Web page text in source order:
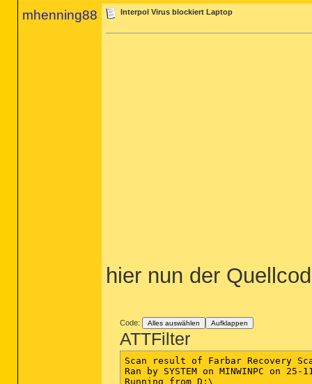
mhenning88 Interpol Virus blockiert Laptop
hier nun der
Code: Alles auswählen Aufklappen
ATTFilter
Scan result of Farbar Recovery
Ran by SYSTEM on MINWINPC on
Running from D:\